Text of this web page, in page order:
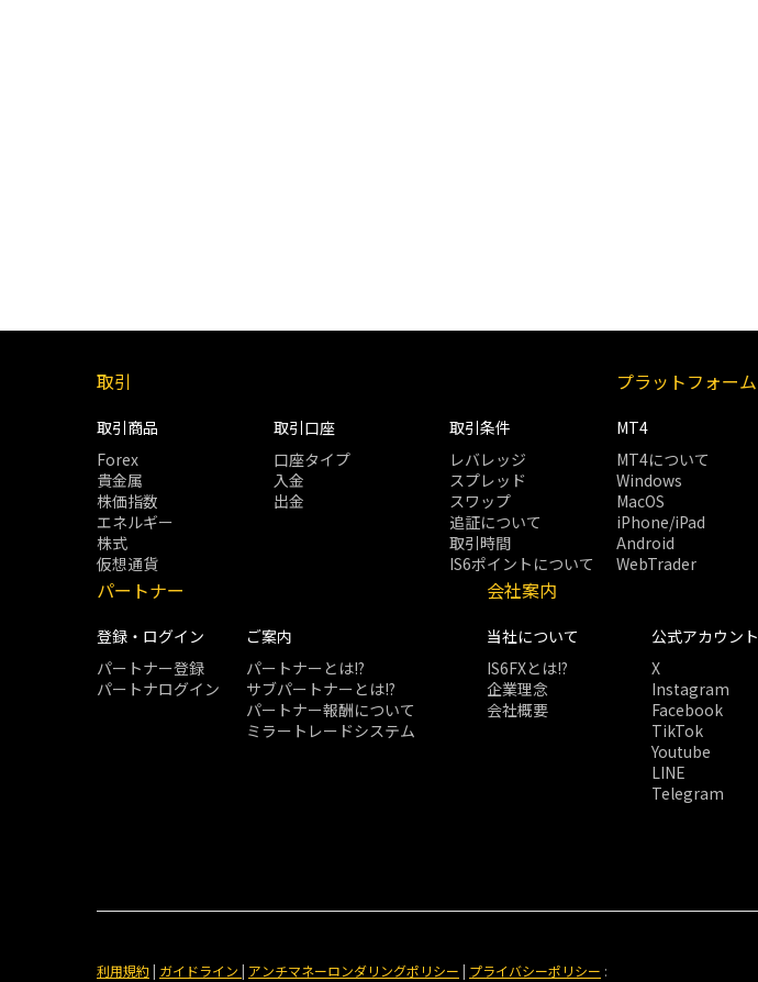
取引
取引商品
Forex
貴金属
株価指数
エネルギー
株式
仮想通貨
取引口座
口座タイプ
入金
出金
取引条件
レバレッジ
スプレッド
スワップ
追証について
取引時間
IS6ポイントについて
プラットフォーム
MT4
MT4について
Windows
MacOS
iPhone/iPad
Android
WebTrader
パートナー
登録・ログイン
パートナー登録
パートナログイン
ご案内
パートナーとは!?
サブパートナーとは!?
パートナー報酬について
ミラートレードシステム
会社案内
当社について
IS6FXとは!?
企業理念
会社概要
公式アカウント
X
Instagram
Facebook
TikTok
Youtube
LINE
Telegram
利用規約| ガイドライン | アンチマネーロンダリングポリシー | プライバシーポリシー :